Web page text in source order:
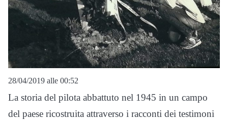
28/04/2019 alle 00:52
La storia del pilota abbattuto nel 1945 in un campo
del paese ricostruita attraverso i racconti dei testimoni